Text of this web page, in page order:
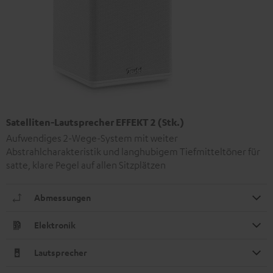
Satelliten-Lautsprecher EFFEKT 2 (Stk.)
Aufwendiges 2-Wege-System mit weiter
Abstrahlcharakteristik und langhubigem Tiefmitteltöner für
satte, klare Pegel auf allen Sitzplätzen
Abmessungen
Elektronik
Lautsprecher